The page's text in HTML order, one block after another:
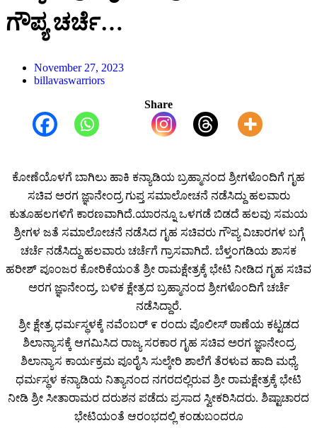
ಗೌಪ್ಯ ಚರ್ಚೆ…
November 27, 2023
billavaswarriors
Share
ಕೋಣೆಯೊಳಗೆ ಬಾಗಿಲು ಹಾಕಿ ಕನ್ಯಾಡಿಯ ಬ್ರಹ್ಮಾನಂದ ಶ್ರೀಗಳೊಂದಿಗೆ ಗೃಹ
ಸಚಿವ ಅರಗ ಜ್ಞಾನೇಂದ್ರ ಗುಪ್ತ ಸಮಾಲೋಚನೆ ನಡೆಸಿದ್ದು ಹಲವಾರು
ಕುತೂಹಲಗಳಿಗೆ ಕಾರಣವಾಗಿದೆ.ಯಾರನ್ನೂ ಒಳಗಡೆ ಬಿಡದೆ ಹಲವು ಸಮಯ
ಶ್ರೀಗಳ ಜತೆ ಸಮಾಲೋಚನೆ ನಡೆಸಿದ ಗೃಹ ಸಚಿವರು ಗೌಪ್ಯ ವಿಚಾರಗಳ ಬಗ್ಗೆ
ಚರ್ಚೆ ನಡೆಸಿದ್ದು ಹಲವಾರು ಚರ್ಚೆಗೆ ಗ್ರಾಸವಾಗಿದೆ. ಬೆಳ್ತಂಗಡಿಯ ಶಾಸಕ
ಹರೀಶ್ ಪೂಂಜರ ಕೋರಿಕೆಯಂತೆ ಶ್ರೀ ರಾಮಕ್ಷೇತ್ರಕ್ಕೆ ಭೇಟಿ ನೀಡಿದ ಗೃಹ ಸಚಿವ
ಅರಗ ಜ್ಞಾನೇಂದ್ರ, ಬಳಿಕ ಕ್ಷೇತ್ರದ ಬ್ರಹ್ಮಾನಂದ ಶ್ರೀಗಳೊಂದಿಗೆ ಚರ್ಚೆ
ನಡೆಸಿದ್ದಾರೆ.
ಶ್ರೀ ಕ್ಷೇತ್ರ ಧರ್ಮಸ್ಥಳಕ್ಕೆ ನವೆಂಬರ್ ೯ ರಂದು ಪೊಲೀಸ್ ಠಾಣೆಯ ಕಟ್ಟಡದ
ಶಿಲಾನ್ಯಾಸಕ್ಕೆ ಆಗಮಿಸಿದ ರಾಜ್ಯ ಸರಕಾರ ಗೃಹ ಸಚಿವ ಅರಗ ಜ್ಞಾನೇಂದ್ರ
ಶಿಲಾನ್ಯಾಸ ಕಾರ್ಯಕ್ರಮ ಪೂರೈಸಿ ಸುಲ್ಕೇರಿ ಶಾಲೆಗೆ ತೆರಳುವ ಹಾದಿ ಮಧ್ಯೆ
ಧರ್ಮಸ್ಥಳ ಕನ್ಯಾಡಿಯ ನಿತ್ಯಾನಂದ ನಗರದಲ್ಲಿರುವ ಶ್ರೀ ರಾಮಕ್ಷೇತ್ರಕ್ಕೆ ಭೇಟಿ
ನೀಡಿ ಶ್ರೀ ಸೀತಾರಾಮರ ದರುಶನ ಪಡೆದು ಪ್ರಸಾದ ಸ್ವೀಕರಿಸಿದರು. ಶಿಷ್ಟಾಚಾರದ
ಭೇಟಿಯಂತೆ ಆರಂಭದಲ್ಲಿ ಕಂಡುಬಂದರೂ